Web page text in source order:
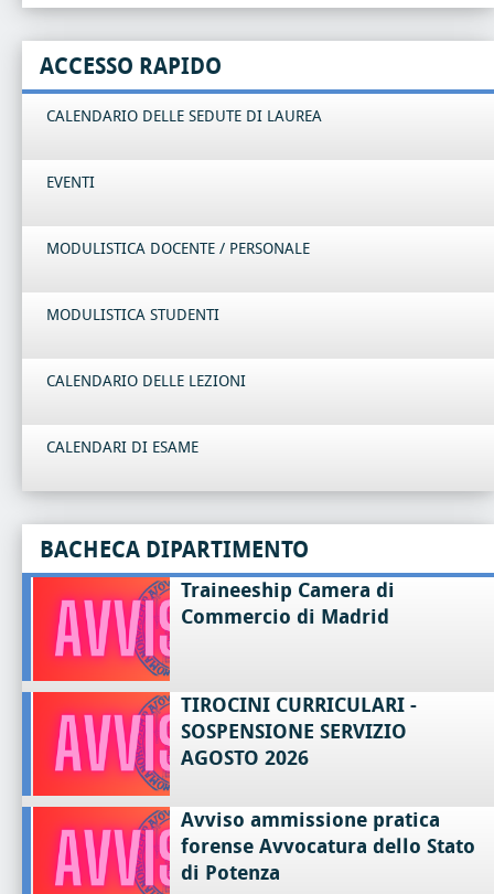
ACCESSO RAPIDO
CALENDARIO DELLE SEDUTE DI LAUREA
EVENTI
MODULISTICA DOCENTE / PERSONALE
MODULISTICA STUDENTI
CALENDARIO DELLE LEZIONI
CALENDARI DI ESAME
BACHECA DIPARTIMENTO
Traineeship Camera di
Commercio di Madrid
TIROCINI CURRICULARI -
SOSPENSIONE SERVIZIO
AGOSTO 2026
Avviso ammissione pratica
forense Avvocatura dello Stato
di Potenza